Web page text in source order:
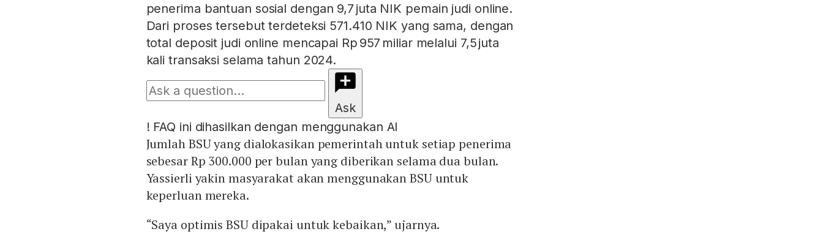
penerima bantuan sosial dengan 9,7 juta NIK pemain judi online.
Dari proses tersebut terdeteksi 571.410 NIK yang sama, dengan
total deposit judi online mencapai Rp 957 miliar melalui 7,5 juta
kali transaksi selama tahun 2024.
Ask
! FAQ ini dihasilkan dengan menggunakan AI
Jumlah BSU yang dialokasikan pemerintah untuk setiap penerima
sebesar Rp 300.000 per bulan yang diberikan selama dua bulan.
Yassierli yakin masyarakat akan menggunakan BSU untuk
keperluan mereka.
“Saya optimis BSU dipakai untuk kebaikan,” ujarnya.